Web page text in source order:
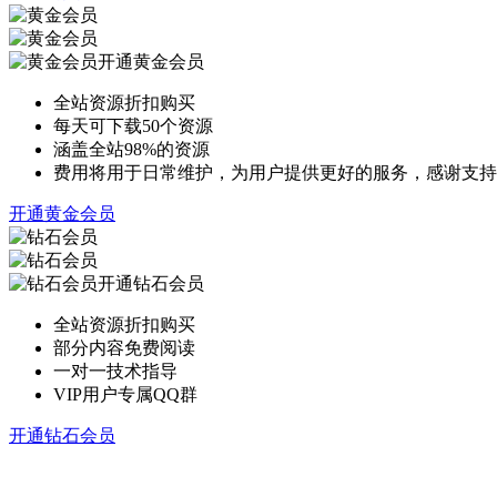
开通黄金会员
全站资源折扣购买
每天可下载50个资源
涵盖全站98%的资源
费用将用于日常维护，为用户提供更好的服务，感谢支持
开通黄金会员
开通钻石会员
全站资源折扣购买
部分内容免费阅读
一对一技术指导
VIP用户专属QQ群
开通钻石会员